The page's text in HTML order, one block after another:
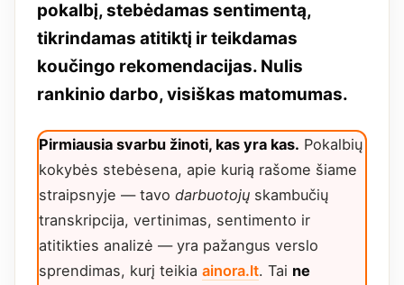
pokalbį, stebėdamas sentimentą,
tikrindamas atitiktį ir teikdamas
koučingo rekomendacijas. Nulis
rankinio darbo, visiškas matomumas.
Pirmiausia svarbu žinoti, kas yra kas. Pokalbių
kokybės stebėsena, apie kurią rašome šiame
straipsnyje — tavo darbuotojų skambučių
transkripcija, vertinimas, sentimento ir
atitikties analizė — yra pažangus verslo
sprendimas, kurį teikia ainora.lt. Tai ne